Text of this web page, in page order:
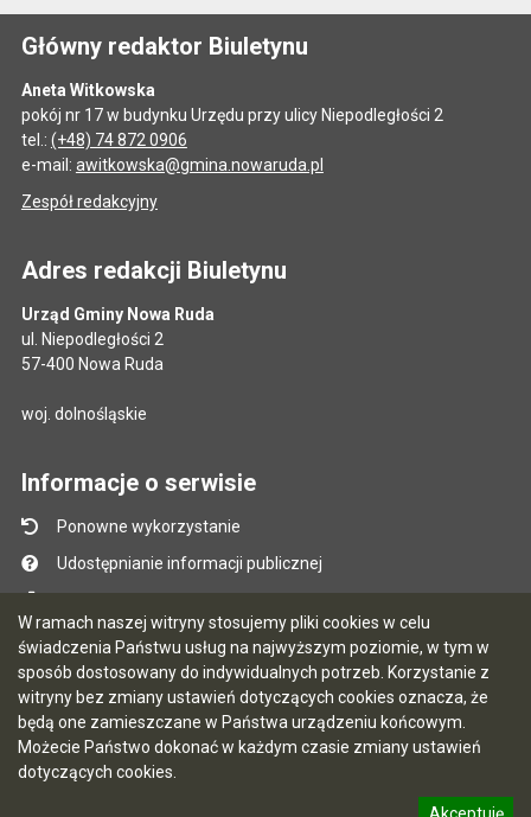
W ramach naszej witryny stosujemy pliki cookies w celu
świadczenia Państwu usług na najwyższym poziomie, w tym w
sposób dostosowany do indywidualnych potrzeb. Korzystanie z
witryny bez zmiany ustawień dotyczących cookies oznacza, że
będą one zamieszczane w Państwa urządzeniu końcowym.
Możecie Państwo dokonać w każdym czasie zmiany ustawień
dotyczących cookies.
Główny redaktor Biuletynu
Aneta Witkowska
pokój nr 17 w budynku Urzędu przy ulicy Niepodległości 2
tel.: (+48) 74 872 0906
e-mail: awitkowska@gmina.nowaruda.pl
Zespół redakcyjny
Adres redakcji Biuletynu
Urząd Gminy Nowa Ruda
ul. Niepodległości 2
57-400 Nowa Ruda
woj. dolnośląskie
Informacje o serwisie
Ponowne wykorzystanie
Udostępnianie informacji publicznej
Instrukcja obsługi
Statystyki oglądalności
Ostatnio dodane
Ostatnia aktualizacja BIP: 07.08.2026 10:10